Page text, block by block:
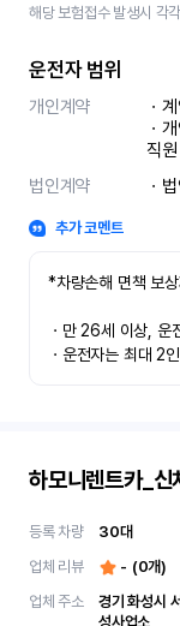
해당 보험접수 발생시 각
운전자 범위
개인계약
ㆍ
ㆍ
직원
법인계약
ㆍ
추가 코멘트
*차량손해 면책 보
ㆍ만 26세 이상, 운
ㆍ운전자는 최대 2
하모니렌트카_신
등록 차량 30대
업체 리뷰
- (0개)
업체 주소
경기 화성시 서신면 재
성사업소